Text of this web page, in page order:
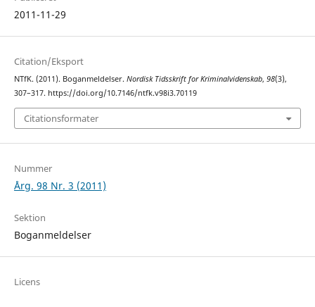
2011-11-29
Citation/Eksport
NTfK. (2011). Boganmeldelser. Nordisk Tidsskrift for Kriminalvidenskab, 98(3),
307–317. https://doi.org/10.7146/ntfk.v98i3.70119
Citationsformater
Nummer
Årg. 98 Nr. 3 (2011)
Sektion
Boganmeldelser
Licens